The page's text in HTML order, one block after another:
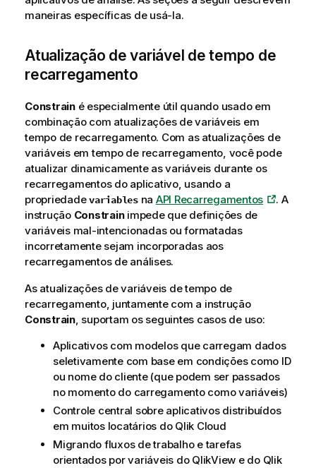
maneiras específicas de usá-la.
Atualização de variável de tempo de
recarregamento
Constrainé especialmente útil quando usado em
combinação com atualizações de variáveis em
tempo de recarregamento. Com as atualizações de
variáveis em tempo de recarregamento, você pode
atualizar dinamicamente as variáveis durante os
recarregamentos do aplicativo, usando a
propriedadevariablesna API Recarregamentos
. A
instrução Constrainimpede que definições de
variáveis mal-intencionadas ou formatadas
incorretamente sejam incorporadas aos
recarregamentos de análises.
As atualizações de variáveis de tempo de
recarregamento, juntamente com a instrução
Constrain, suportam os seguintes casos de uso:
Aplicativos com modelos que carregam dados
seletivamente com base em condições como ID
ou nome do cliente (que podem ser passados
no momento do carregamento como variáveis)
Controle central sobre aplicativos distribuídos
em muitos locatários do Qlik Cloud
Migrando fluxos de trabalho e tarefas
orientados por variáveis do QlikView e do Qlik